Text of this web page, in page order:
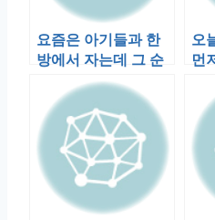
요즘은 아기들과 한
방에서 자는데 그 순
서는 이렇다. 예준이-
수영-민준이-…
오
먼